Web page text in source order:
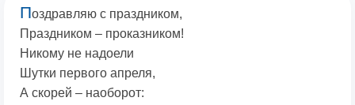
Поздравляю с праздником,
Праздником – проказником!
Никому не надоели
Шутки первого апреля,
А скорей – наоборот: